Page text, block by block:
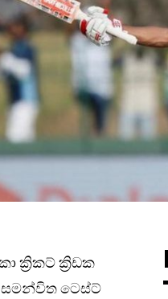
ක්‍රිකට් ක්‍රිඩක
සමන්විත ටෙස්ට්